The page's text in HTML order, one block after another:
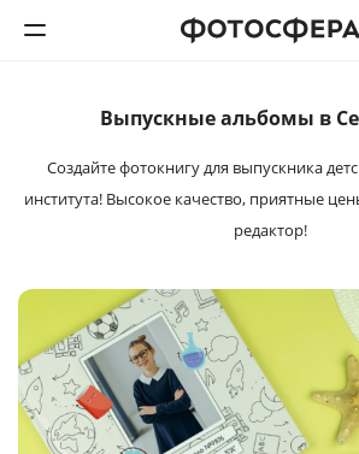
Печать фото
Интерьерная печать
Фотоподарки
Багетная мастерская
Выпускные альбомы в
Создайте фотокнигу для выпускника
института! Высокое качество, приятные
редактор!